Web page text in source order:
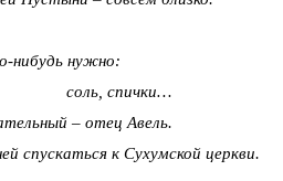
нибудь нужно:
соль, спички…
– отец Авель.
спускаться к Сухумской церкви.